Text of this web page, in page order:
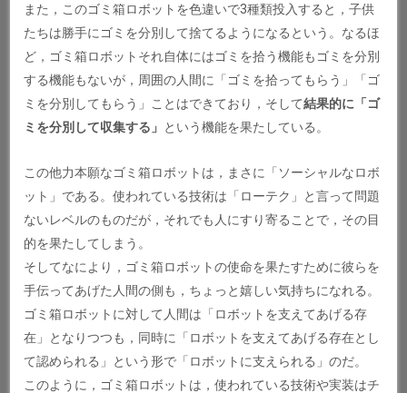
また，このゴミ箱ロボットを色違いで3種類投入すると，子供
たちは勝手にゴミを分別して捨てるようになるという。なるほ
ど，ゴミ箱ロボットそれ自体にはゴミを拾う機能もゴミを分別
する機能もないが，周囲の人間に「ゴミを拾ってもらう」「ゴ
ミを分別してもらう」ことはできており，そして結果的に「ゴ
ミを分別して収集する」 という機能を果たしている。
この他力本願なゴミ箱ロボットは，まさに「ソーシャルなロボ
ット」である。使われている技術は「ローテク」と言って問題
ないレベルのものだが，それでも人にすり寄ることで，その目
的を果たしてしまう。
そしてなにより，ゴミ箱ロボットの使命を果たすために彼らを
手伝ってあげた人間の側も，ちょっと嬉しい気持ちになれる。
ゴミ箱ロボットに対して人間は「ロボットを支えてあげる存
在」となりつつも，同時に「ロボットを支えてあげる存在とし
て認められる」という形で「ロボットに支えられる」のだ。
このように，ゴミ箱ロボットは，使われている技術や実装はチ